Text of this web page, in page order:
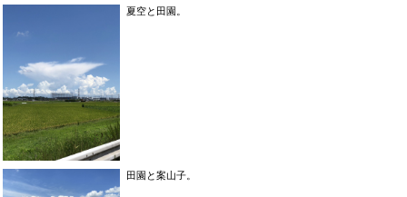
夏空と田園。
田園と案山子。